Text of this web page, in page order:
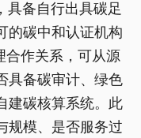
具备自行出具碳足
的碳中和认证机构
合作关系，可从源
具备碳审计、绿色
建碳核算系统。此
规模、是否服务过